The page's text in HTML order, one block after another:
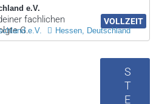
e.V.
VOLLZEIT
fachlichen
G..e.V. Hessen, Deutschland
S
T
E